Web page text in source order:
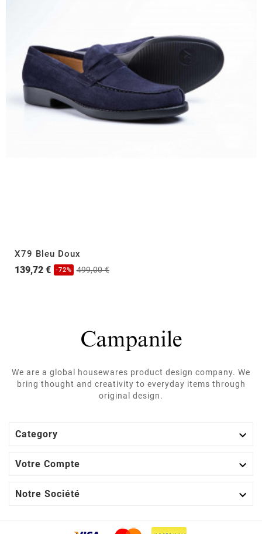
X79 Bleu Doux
139,72 € -72% 499,00 €
We are a global housewares product design company. We
bring thought and creativity to everyday items through
original design.
Category 
Votre Compte 
Notre Société 